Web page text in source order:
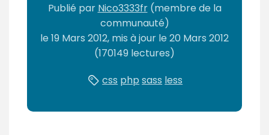
Publié par Nico3333fr (membre de la
communauté)
le19 Mars 2012, mis à jour le20 Mars 2012
(170149 lectures)
css php sass less